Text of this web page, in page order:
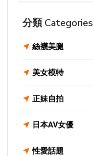
分類 Categories
絲襪美腿
美女模特
正妹自拍
日本AV女優
性愛話題